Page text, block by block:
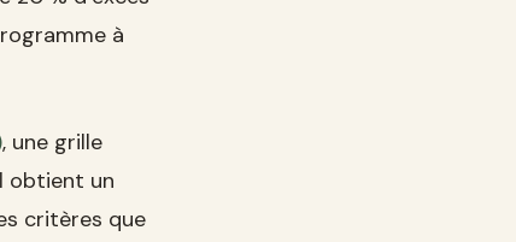
à
, une grille
obtient un
critères que